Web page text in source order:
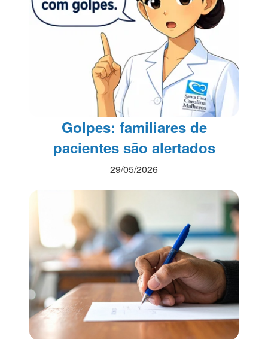
Golpes: familiares de
pacientes são alertados
29/05/2026